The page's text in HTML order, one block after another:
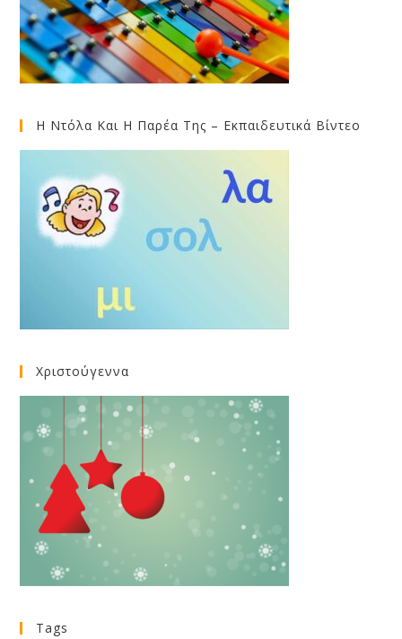
Η Ντόλα Και Η Παρέα Της – Εκπαιδευτικά Βίντεο
Χριστούγεννα
Tags